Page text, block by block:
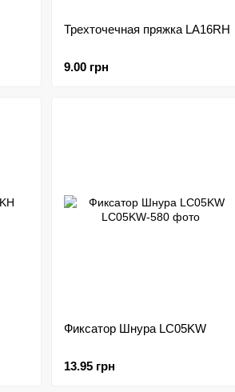
Трехточечная пряжка LA16RH
9.00 грн
Фиксатор Шнура LC05KW
13.95 грн